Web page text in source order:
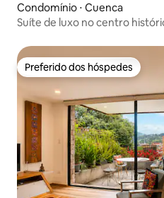
Condomínio ⋅ Cuenca
Suíte de luxo no centro
Preferido dos hóspedes
Preferido dos hóspedes